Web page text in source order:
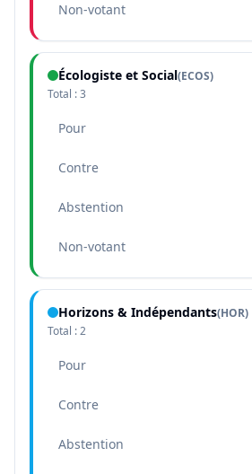
Non-votant
Écologiste et Social(ECOS)
Total :3
Pour
Contre
Abstention
Non-votant
Horizons & Indépendants(HOR)
Total :2
Pour
Contre
Abstention